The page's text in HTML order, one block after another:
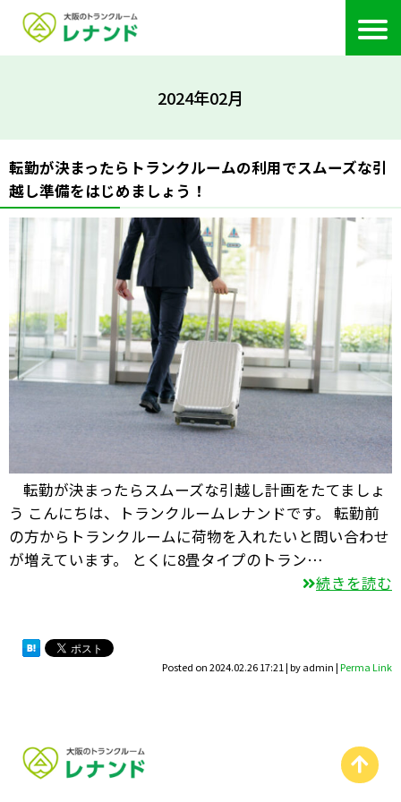
2024年02月
転勤が決まったらトランクルームの利用でスムーズな引
越し準備をはじめましょう！
転勤が決まったらスムーズな引越し計画をたてましょ
う こんにちは、トランクルームレナンドです。 転勤前
の方からトランクルームに荷物を入れたいと問い合わせ
が増えています。 とくに8畳タイプのトラン…
続きを読む
Posted on2024.02.26 17:21 |byadmin|Perma Link